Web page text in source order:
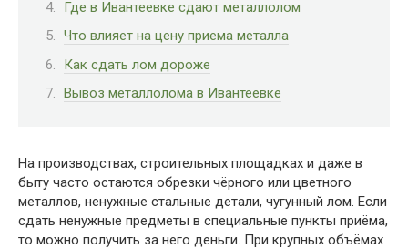
Где в Ивантеевке сдают металлолом
Что влияет на цену приема металла
Как сдать лом дороже
Вывоз металлолома в Ивантеевке
На производствах, строительных площадках и даже в
быту часто остаются обрезки чёрного или цветного
металлов, ненужные стальные детали, чугунный лом. Если
сдать ненужные предметы в специальные пункты приёма,
то можно получить за него деньги. При крупных объёмах